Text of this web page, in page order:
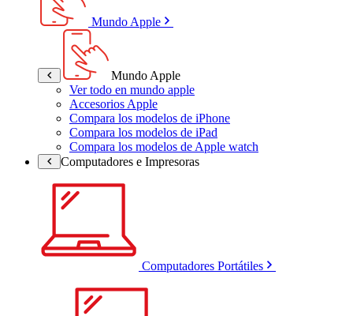
Mundo Apple
Mundo Apple
Ver todo en mundo apple
Accesorios Apple
Compara los modelos de iPhone
Compara los modelos de iPad
Compara los modelos de Apple watch
Computadores e Impresoras
Computadores Portátiles